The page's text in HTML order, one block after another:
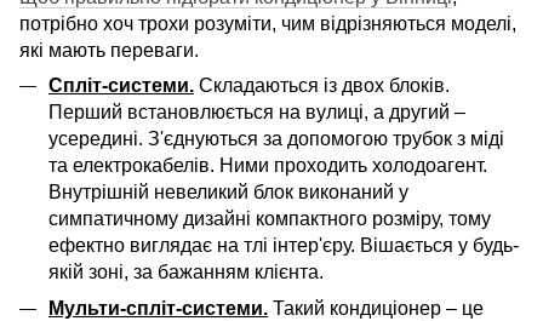
потрібно хоч трохи розуміти, чим відрізняються моделі,
які мають переваги.
Спліт-системи. Складаються із двох блоків.
Перший встановлюється на вулиці, а другий –
усередині. З'єднуються за допомогою трубок з міді
та електрокабелів. Ними проходить холодоагент.
Внутрішній невеликий блок виконаний у
симпатичному дизайні компактного розміру, тому
ефектно виглядає на тлі інтер'єру. Вішається у будь-
якій зоні, за бажанням клієнта.
Мульти-спліт-системи. Такий кондиціонер – це